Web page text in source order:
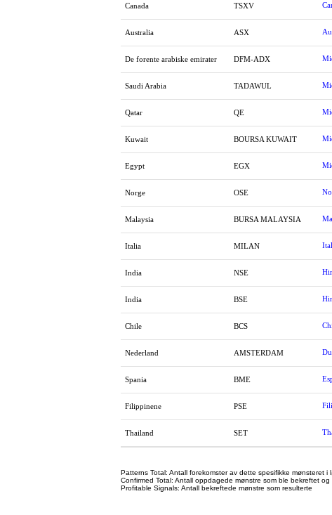
Canada TSXV
Australia ASX
De forente arabiske emirater DFM-ADX
Saudi Arabia TADAWUL
Qatar QE
Kuwait BOURSA KUWAIT
Egypt EGX
Norge OSE
Malaysia BURSA MALAYSIA
Italia MILAN
India NSE
India BSE
Chile BCS
Nederland AMSTERDAM
Spania BME
Filippinene PSE
Thailand SET
Patterns Total: Antall forekomster av dette spesifikke mønsteret i
Confirmed Total: Antall oppdagede mønstre som ble bekreftet og
Profitable Signals: Antall bekreftede mønstre som resulterte